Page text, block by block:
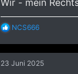
Wir - mein
R
a
k
t
NCS666
23 Juni 2025